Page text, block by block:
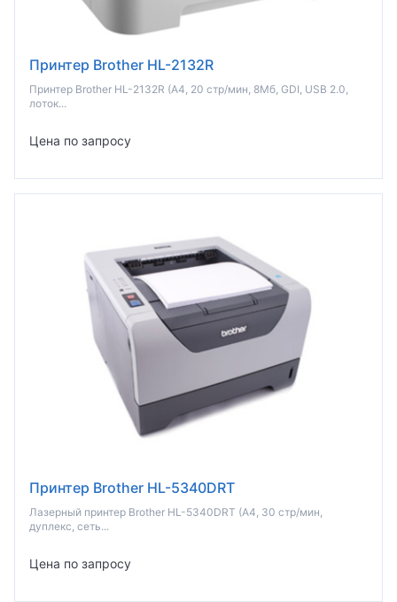
Принтер Brother HL-2132R
Принтер Brother HL-2132R (A4, 20 стр/мин, 8Мб, GDI, USB 2.0,
лоток...
Цена по запросу
Принтер Brother HL-5340DRT
Лазерный принтер Brother HL-5340DRT (A4, 30 стр/мин,
дуплекс, сеть...
Цена по запросу